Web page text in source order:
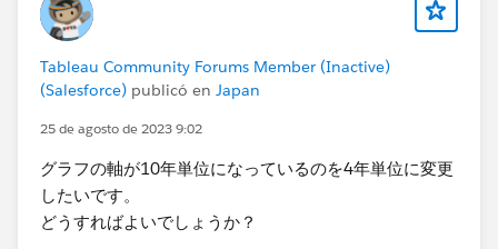
Tableau Community Forums Member (Inactive)
(Salesforce) publicó en Japan
25 de agosto de 2023 9:02
グラフの軸が10年単位になっているのを4年単位に変更
したいです。
どうすればよいでしょうか？